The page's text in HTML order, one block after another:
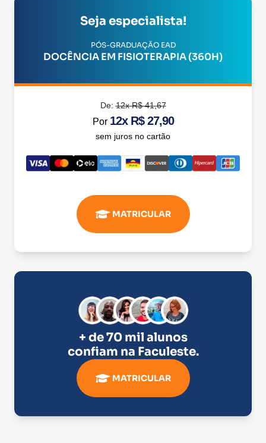
Seja especialista!
PÓS-GRADUAÇÃO EAD
DOCÊNCIA EM FISIOTERAPIA (360H)
De:12x R$ 41,67
Por 12x R$ 27,90
sem juros no cartão
MATRICULAR
+ de 70 mil alunos
confiam na Faculeste.
MATRICULAR